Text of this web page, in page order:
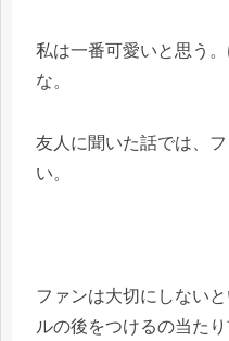
私は一番可愛いと思う
な。
友人に聞いた話では、
い。
ファンは大切にしない
ルの後をつけるの当たり